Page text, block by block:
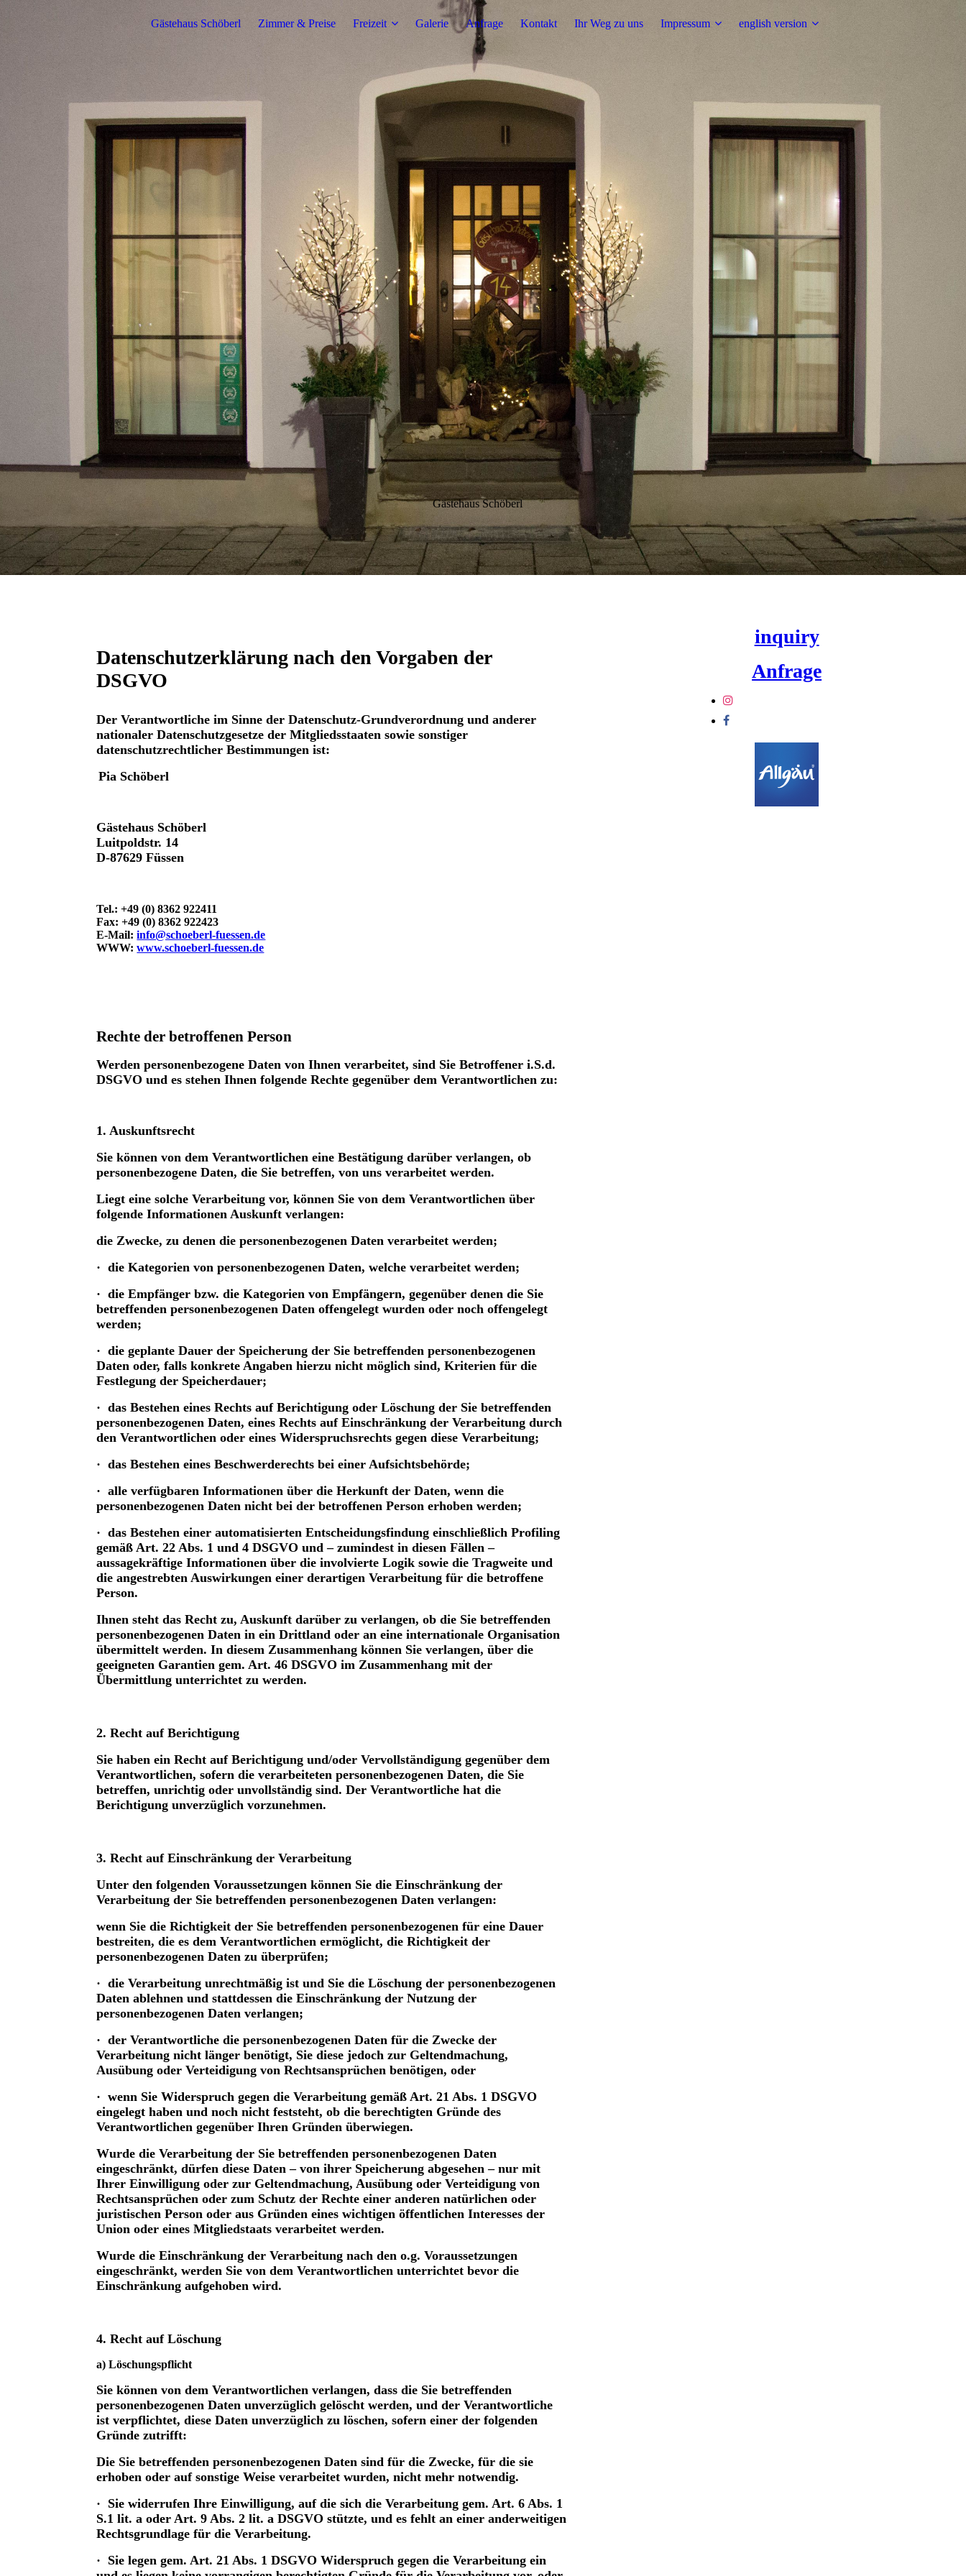
Gästehaus Schöberl Zimmer & Preise Freizeit Galerie Anfrage Kontakt Ihr Weg zu uns Impressum english version
Gästehaus Schöberl
Datenschutzerklärung nach den Vorgaben der
DSGVO
Der Verantwortliche im Sinne der Datenschutz-Grundverordnung und anderer
nationaler Datenschutzgesetze der Mitgliedsstaaten sowie sonstiger
datenschutzrechtlicher Bestimmungen ist:
Pia Schöberl
Gästehaus Schöberl
Luitpoldstr. 14
D-87629 Füssen
Tel.: +49 (0) 8362 922411
Fax: +49 (0) 8362 922423
E-Mail:info@schoeberl-fuessen.de
WWW:www.schoeberl-fuessen.de
Rechte der betroffenen Person
Werden personenbezogene Daten von Ihnen verarbeitet, sind Sie Betroffener i.S.d.
DSGVO und es stehen Ihnen folgende Rechte gegenüber dem Verantwortlichen zu:
1. Auskunftsrecht
Sie können von dem Verantwortlichen eine Bestätigung darüber verlangen, ob
personenbezogene Daten, die Sie betreffen, von uns verarbeitet werden.
Liegt eine solche Verarbeitung vor, können Sie von dem Verantwortlichen über
folgende Informationen Auskunft verlangen:
die Zwecke, zu denen die personenbezogenen Daten verarbeitet werden;
· die Kategorien von personenbezogenen Daten, welche verarbeitet werden;
· die Empfänger bzw. die Kategorien von Empfängern, gegenüber denen die Sie
betreffenden personenbezogenen Daten offengelegt wurden oder noch offengelegt
werden;
· die geplante Dauer der Speicherung der Sie betreffenden personenbezogenen
Daten oder, falls konkrete Angaben hierzu nicht möglich sind, Kriterien für die
Festlegung der Speicherdauer;
· das Bestehen eines Rechts auf Berichtigung oder Löschung der Sie betreffenden
personenbezogenen Daten, eines Rechts auf Einschränkung der Verarbeitung durch
den Verantwortlichen oder eines Widerspruchsrechts gegen diese Verarbeitung;
· das Bestehen eines Beschwerderechts bei einer Aufsichtsbehörde;
· alle verfügbaren Informationen über die Herkunft der Daten, wenn die
personenbezogenen Daten nicht bei der betroffenen Person erhoben werden;
· das Bestehen einer automatisierten Entscheidungsfindung einschließlich Profiling
gemäß Art. 22 Abs. 1 und 4 DSGVO und – zumindest in diesen Fällen –
aussagekräftige Informationen über die involvierte Logik sowie die Tragweite und
die angestrebten Auswirkungen einer derartigen Verarbeitung für die betroffene
Person.
Ihnen steht das Recht zu, Auskunft darüber zu verlangen, ob die Sie betreffenden
personenbezogenen Daten in ein Drittland oder an eine internationale Organisation
übermittelt werden. In diesem Zusammenhang können Sie verlangen, über die
geeigneten Garantien gem. Art. 46 DSGVO im Zusammenhang mit der
Übermittlung unterrichtet zu werden.
2. Recht auf Berichtigung
Sie haben ein Recht auf Berichtigung und/oder Vervollständigung gegenüber dem
Verantwortlichen, sofern die verarbeiteten personenbezogenen Daten, die Sie
betreffen, unrichtig oder unvollständig sind. Der Verantwortliche hat die
Berichtigung unverzüglich vorzunehmen.
3. Recht auf Einschränkung der Verarbeitung
Unter den folgenden Voraussetzungen können Sie die Einschränkung der
Verarbeitung der Sie betreffenden personenbezogenen Daten verlangen:
wenn Sie die Richtigkeit der Sie betreffenden personenbezogenen für eine Dauer
bestreiten, die es dem Verantwortlichen ermöglicht, die Richtigkeit der
personenbezogenen Daten zu überprüfen;
· die Verarbeitung unrechtmäßig ist und Sie die Löschung der personenbezogenen
Daten ablehnen und stattdessen die Einschränkung der Nutzung der
personenbezogenen Daten verlangen;
· der Verantwortliche die personenbezogenen Daten für die Zwecke der
Verarbeitung nicht länger benötigt, Sie diese jedoch zur Geltendmachung,
Ausübung oder Verteidigung von Rechtsansprüchen benötigen, oder
· wenn Sie Widerspruch gegen die Verarbeitung gemäß Art. 21 Abs. 1 DSGVO
eingelegt haben und noch nicht feststeht, ob die berechtigten Gründe des
Verantwortlichen gegenüber Ihren Gründen überwiegen.
Wurde die Verarbeitung der Sie betreffenden personenbezogenen Daten
eingeschränkt, dürfen diese Daten – von ihrer Speicherung abgesehen – nur mit
Ihrer Einwilligung oder zur Geltendmachung, Ausübung oder Verteidigung von
Rechtsansprüchen oder zum Schutz der Rechte einer anderen natürlichen oder
juristischen Person oder aus Gründen eines wichtigen öffentlichen Interesses der
Union oder eines Mitgliedstaats verarbeitet werden.
Wurde die Einschränkung der Verarbeitung nach den o.g. Voraussetzungen
eingeschränkt, werden Sie von dem Verantwortlichen unterrichtet bevor die
Einschränkung aufgehoben wird.
4. Recht auf Löschung
a) Löschungspflicht
Sie können von dem Verantwortlichen verlangen, dass die Sie betreffenden
personenbezogenen Daten unverzüglich gelöscht werden, und der Verantwortliche
ist verpflichtet, diese Daten unverzüglich zu löschen, sofern einer der folgenden
Gründe zutrifft:
Die Sie betreffenden personenbezogenen Daten sind für die Zwecke, für die sie
erhoben oder auf sonstige Weise verarbeitet wurden, nicht mehr notwendig.
· Sie widerrufen Ihre Einwilligung, auf die sich die Verarbeitung gem. Art. 6 Abs. 1
S.1 lit. a oder Art. 9 Abs. 2 lit. a DSGVO stützte, und es fehlt an einer anderweitigen
Rechtsgrundlage für die Verarbeitung.
· Sie legen gem. Art. 21 Abs. 1 DSGVO Widerspruch gegen die Verarbeitung ein
inquiry
Anfrage